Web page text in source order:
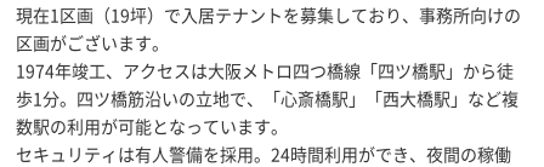
現在1区画（19坪）で入居テナントを募集しており、事務所向けの
区画がございます。
1974年竣工、アクセスは大阪メトロ四つ橋線「四ツ橋駅」から徒
歩1分。四ツ橋筋沿いの立地で、「心斎橋駅」「西大橋駅」など複
数駅の利用が可能となっています。
セキュリティは有人警備を採用。24時間利用ができ、夜間の稼働